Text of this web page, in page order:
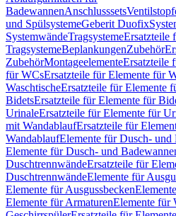
BadewannenAnschlusssets
und SpülsystemeGeberit Duofix
SystemwändeTragsystemeErsatzteile
TragsystemeBeplankungenZubehör
ZubehörMontageelementeErsatzteile
für WCsErsatzteile für Elemente für
WaschtischeErsatzteile für Elemente
BidetsErsatzteile für Elemente für
UrinaleErsatzteile für Elemente für
mit WandablaufErsatzteile für
WandablaufElemente für Dusch- und
Elemente für Dusch- und
DuschtrennwändeErsatzteile für
DuschtrennwändeElemente für
Elemente für Ausgussbecken
Elemente für ArmaturenElemente für